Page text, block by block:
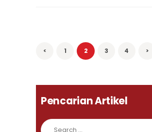
navigation
< PAGE
1 PAGE
2 PAGE
3 PAGE
4 >
Pencarian Artikel
Search for: